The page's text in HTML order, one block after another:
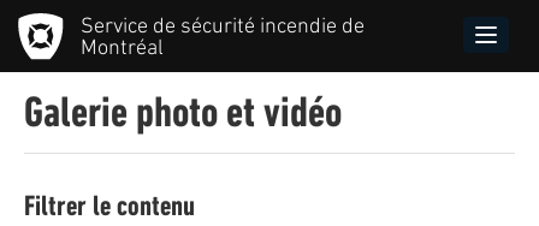
Aller
au
contenu
Service de sécurité incendie de
Montréal
Toggle
Galerie photo et vidéo
Filtrer le contenu